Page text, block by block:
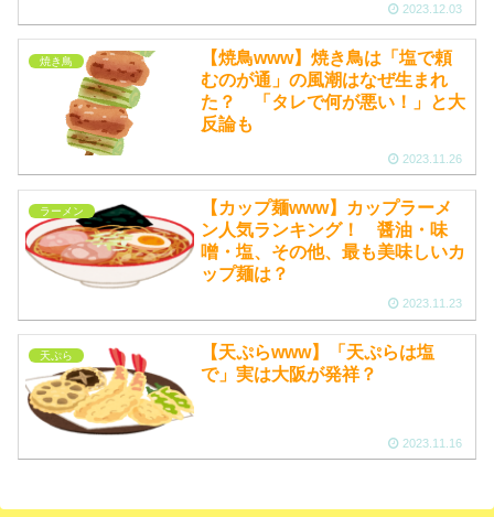
2023.12.03
焼き鳥
【焼鳥www】焼き鳥は「塩で頼
むのが通」の風潮はなぜ生まれ
た？ 「タレで何が悪い！」と大
反論も
2023.11.26
ラーメン
【カップ麺www】カップラーメ
ン人気ランキング！ 醤油・味
噌・塩、その他、最も美味しいカ
ップ麺は？
2023.11.23
天ぷら
【天ぷらwww】「天ぷらは塩
で」実は大阪が発祥？
2023.11.16